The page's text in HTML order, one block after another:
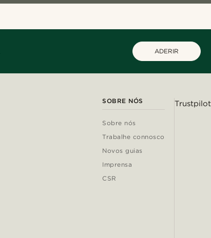
ADERIR
SOBRE NÓS
Sobre nós
Trabalhe connosco
Novos guias
Imprensa
CSR
Trustpilot